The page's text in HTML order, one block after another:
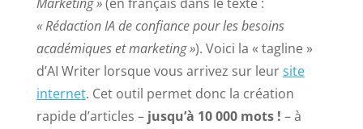
« Rédaction IA de confiance pour les besoins
académiques et marketing »). Voici la « tagline »
d’AI Writer lorsque vous arrivez sur leursite
internet. Cet outil permet donc la création
rapide d’articles –jusqu’à 10 000 mots ! – à